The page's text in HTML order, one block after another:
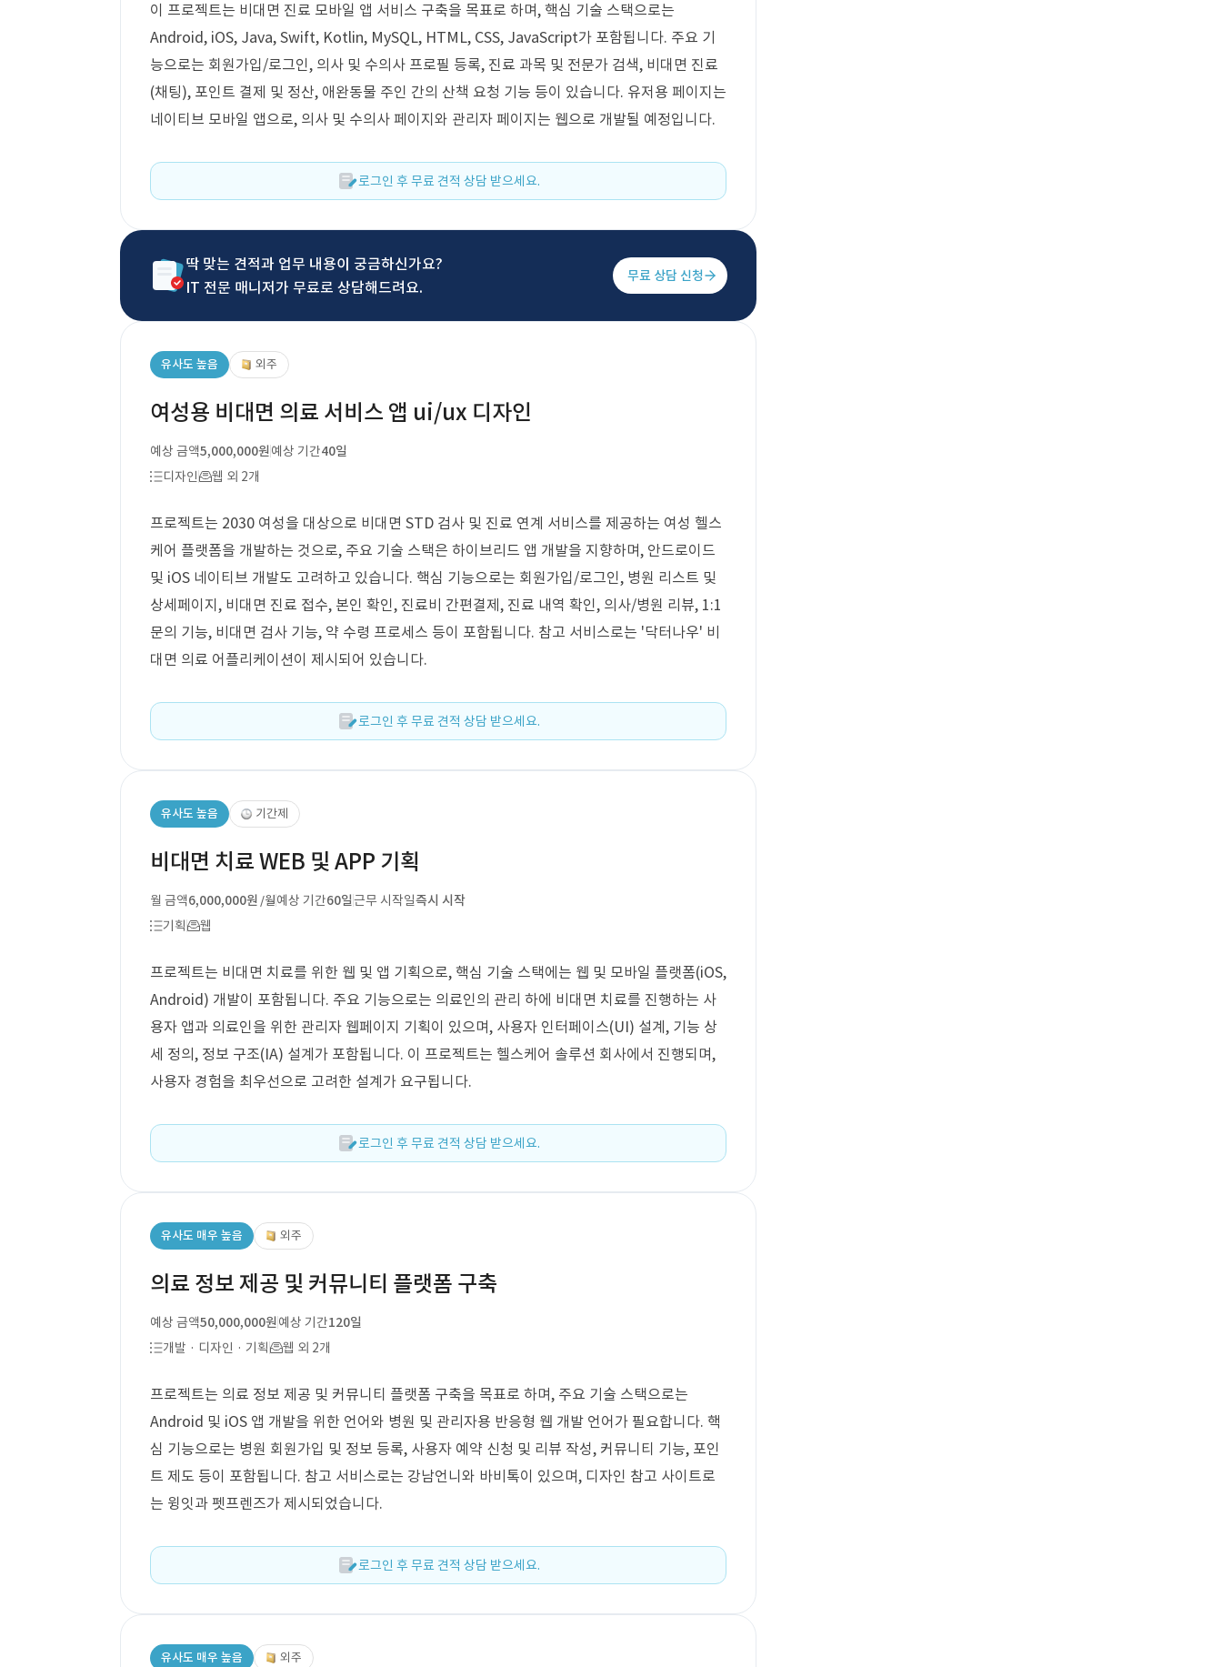
이 프로젝트는 비대면 진료 모바일 앱 서비스 구축을 목표로 하며, 핵심 기술 스택으로는
Android, iOS, Java, Swift, Kotlin, MySQL, HTML, CSS, JavaScript가 포함됩니다. 주요 기
능으로는 회원가입/로그인, 의사 및 수의사 프로필 등록, 진료 과목 및 전문가 검색, 비대면 진료
(채팅), 포인트 결제 및 정산, 애완동물 주인 간의 산책 요청 기능 등이 있습니다. 유저용 페이지는
네이티브 모바일 앱으로, 의사 및 수의사 페이지와 관리자 페이지는 웹으로 개발될 예정입니다.
로그인 후 무료 견적 상담 받으세요.
딱 맞는 견적과 업무 내용이 궁금하신가요?
IT 전문 매니저가 무료로 상담해드려요.
무료 상담 신청
유사도 높음 외주
여성용 비대면 의료 서비스 앱 ui/ux 디자인
예상 금액5,000,000원예상 기간40일
디자인
웹 외 2개
프로젝트는 2030 여성을 대상으로 비대면 STD 검사 및 진료 연계 서비스를 제공하는 여성 헬스
케어 플랫폼을 개발하는 것으로, 주요 기술 스택은 하이브리드 앱 개발을 지향하며, 안드로이드
및 iOS 네이티브 개발도 고려하고 있습니다. 핵심 기능으로는 회원가입/로그인, 병원 리스트 및
상세페이지, 비대면 진료 접수, 본인 확인, 진료비 간편결제, 진료 내역 확인, 의사/병원 리뷰, 1:1
문의 기능, 비대면 검사 기능, 약 수령 프로세스 등이 포함됩니다. 참고 서비스로는 '닥터나우' 비
대면 의료 어플리케이션이 제시되어 있습니다.
로그인 후 무료 견적 상담 받으세요.
유사도 높음 기간제
비대면 치료 WEB 및 APP 기획
월 금액6,000,000원 /월예상 기간60일근무 시작일즉시 시작
기획
웹
프로젝트는 비대면 치료를 위한 웹 및 앱 기획으로, 핵심 기술 스택에는 웹 및 모바일 플랫폼(iOS,
Android) 개발이 포함됩니다. 주요 기능으로는 의료인의 관리 하에 비대면 치료를 진행하는 사
용자 앱과 의료인을 위한 관리자 웹페이지 기획이 있으며, 사용자 인터페이스(UI) 설계, 기능 상
세 정의, 정보 구조(IA) 설계가 포함됩니다. 이 프로젝트는 헬스케어 솔루션 회사에서 진행되며,
사용자 경험을 최우선으로 고려한 설계가 요구됩니다.
로그인 후 무료 견적 상담 받으세요.
유사도 매우 높음 외주
의료 정보 제공 및 커뮤니티 플랫폼 구축
예상 금액50,000,000원예상 기간120일
개발 · 디자인 · 기획
웹 외 2개
프로젝트는 의료 정보 제공 및 커뮤니티 플랫폼 구축을 목표로 하며, 주요 기술 스택으로는
Android 및 iOS 앱 개발을 위한 언어와 병원 및 관리자용 반응형 웹 개발 언어가 필요합니다. 핵
심 기능으로는 병원 회원가입 및 정보 등록, 사용자 예약 신청 및 리뷰 작성, 커뮤니티 기능, 포인
트 제도 등이 포함됩니다. 참고 서비스로는 강남언니와 바비톡이 있으며, 디자인 참고 사이트로
는 윙잇과 펫프렌즈가 제시되었습니다.
로그인 후 무료 견적 상담 받으세요.
유사도 매우 높음 외주